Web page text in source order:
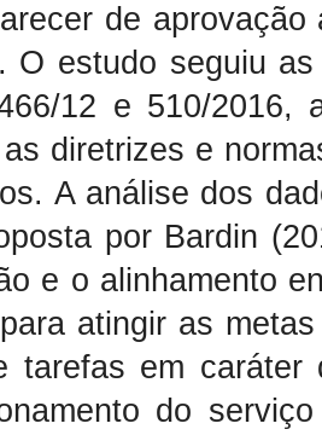
de
O estudo seguiu
12 e 510/2016,
diretrizes e
A análise dos
por Bardin
e o alinhamento
atingir as
tarefas em caráter
do